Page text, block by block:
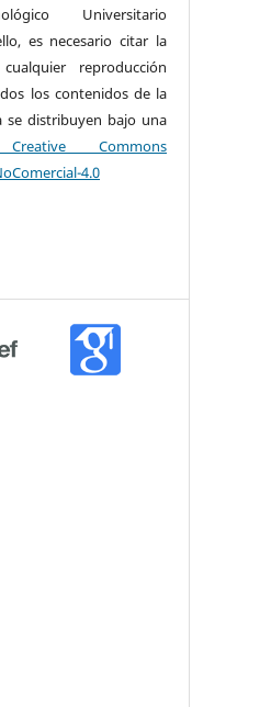
Universitario
es necesario citar la
reproducción
los contenidos de la
se distribuyen bajo una
Commons
4.0